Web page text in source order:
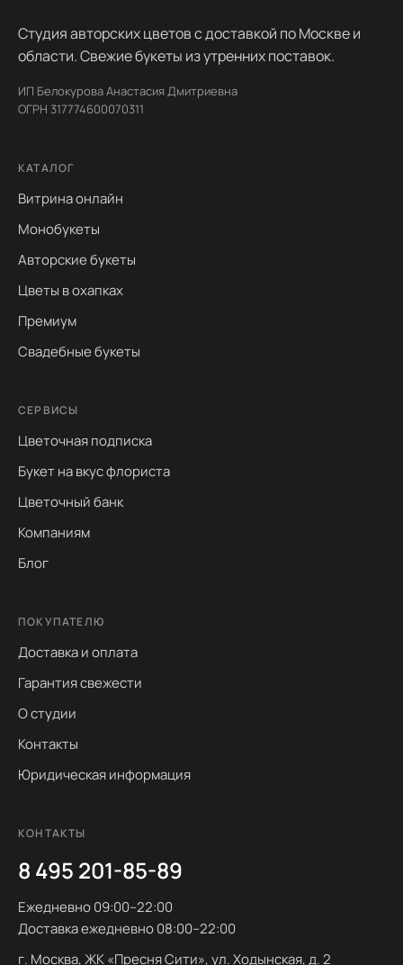
Студия авторских цветов с доставкой по Москве и
области. Свежие букеты из утренних поставок.
ИП Белокурова Анастасия Дмитриевна
ОГРН 317774600070311
КАТАЛОГ
Витрина онлайн
Монобукеты
Авторские букеты
Цветы в охапках
Премиум
Свадебные букеты
СЕРВИСЫ
Цветочная подписка
Букет на вкус флориста
Цветочный банк
Компаниям
Блог
ПОКУПАТЕЛЮ
Доставка и оплата
Гарантия свежести
О студии
Контакты
Юридическая информация
КОНТАКТЫ
8 495 201-85-89
Ежедневно 09:00–22:00
Доставка ежедневно 08:00–22:00
г. Москва, ЖК «Пресня Сити», ул. Ходынская, д. 2